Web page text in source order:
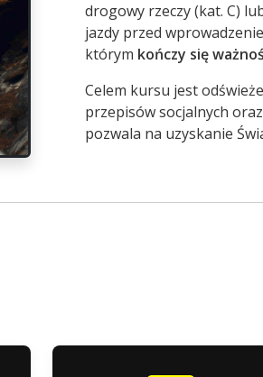
drogowy rzeczy (kat. C)
jazdy przed
którym kończy się
Celem kursu jest
przepisów socjalnych
pozwala na uzyskanie